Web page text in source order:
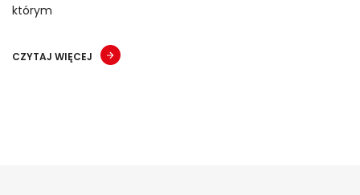
którym
CZYTAJ WIĘCEJ